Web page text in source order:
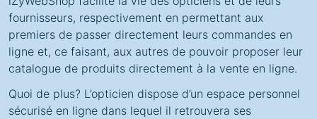
fournisseurs, respectivement en permettant aux
premiers de passer directement leurs commandes en
ligne et, ce faisant, aux autres de pouvoir proposer leur
catalogue de produits directement à la vente en ligne.
Quoi de plus? L’opticien dispose d’un espace personnel
sécurisé en ligne dans lequel il retrouvera ses